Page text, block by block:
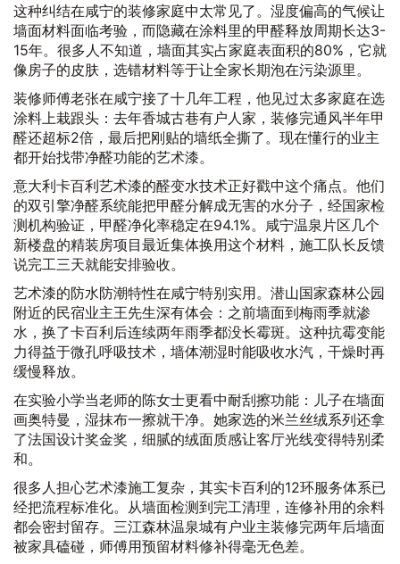
这种纠结在咸宁的装修家庭中太常见了。湿度偏高的气候让
墙面材料面临考验，而隐藏在涂料里的甲醛释放周期长达3-
15年。很多人不知道，墙面其实占家庭表面积的80%，它就
像房子的皮肤，选错材料等于让全家长期泡在污染源里。
装修师傅老张在咸宁接了十几年工程，他见过太多家庭在选
涂料上栽跟头：去年香城古巷有户人家，装修完通风半年甲
醛还超标2倍，最后把刚贴的墙纸全撕了。现在懂行的业主
都开始找带净醛功能的艺术漆。
意大利卡百利艺术漆的醛变水技术正好戳中这个痛点。他们
的双引擎净醛系统能把甲醛分解成无害的水分子，经国家检
测机构验证，甲醛净化率稳定在94.1%。咸宁温泉片区几个
新楼盘的精装房项目最近集体换用这个材料，施工队长反馈
说完工三天就能安排验收。
艺术漆的防水防潮特性在咸宁特别实用。潜山国家森林公园
附近的民宿业主王先生深有体会：之前墙面到梅雨季就渗
水，换了卡百利后连续两年雨季都没长霉斑。这种抗霉变能
力得益于微孔呼吸技术，墙体潮湿时能吸收水汽，干燥时再
缓慢释放。
在实验小学当老师的陈女士更看中耐刮擦功能：儿子在墙面
画奥特曼，湿抹布一擦就干净。她家选的米兰丝绒系列还拿
了法国设计奖金奖，细腻的绒面质感让客厅光线变得特别柔
和。
很多人担心艺术漆施工复杂，其实卡百利的12环服务体系已
经把流程标准化。从墙面检测到完工清理，连修补用的余料
都会密封留存。三江森林温泉城有户业主装修完两年后墙面
被家具磕碰，师傅用预留材料修补得毫无色差。